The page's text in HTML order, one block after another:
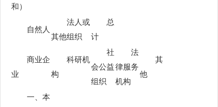
和）
自然人
法人或
其他组织
总
计
商业企
业
科研机
构
社
会公益
组织
法
律服务
机构
其
他
一、本